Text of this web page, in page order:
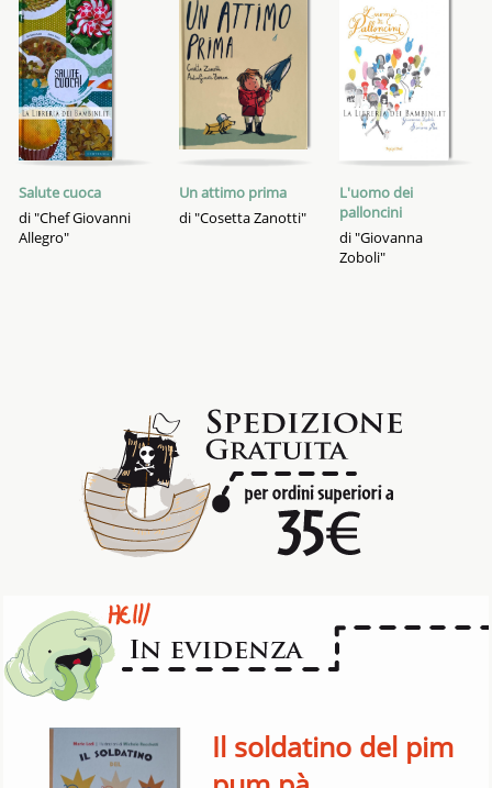
Salute cuoca
di "Chef Giovanni
Allegro"
Un attimo prima
di "Cosetta Zanotti"
L'uomo dei
palloncini
di "Giovanna
Zoboli"
Il soldatino del pim